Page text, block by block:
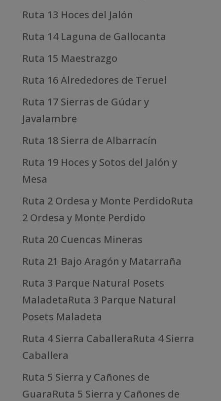
Ruta 13 Hoces del Jalón
Ruta 14 Laguna de Gallocanta
Ruta 15 Maestrazgo
Ruta 16 Alrededores de Teruel
Ruta 17 Sierras de Gúdar y
Javalambre
Ruta 18 Sierra de Albarracín
Ruta 19 Hoces y Sotos del Jalón y
Mesa
Ruta 2 Ordesa y Monte PerdidoRuta
2 Ordesa y Monte Perdido
Ruta 20 Cuencas Mineras
Ruta 21 Bajo Aragón y Matarraña
Ruta 3 Parque Natural Posets
MaladetaRuta 3 Parque Natural
Posets Maladeta
Ruta 4 Sierra CaballeraRuta 4 Sierra
Caballera
Ruta 5 Sierra y Cañones de
GuaraRuta 5 Sierra y Cañones de